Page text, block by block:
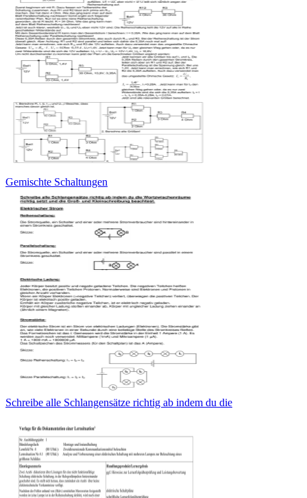
Gemischte Schaltungen
Schreibe alle Schlangensätze richtig ab indem du die